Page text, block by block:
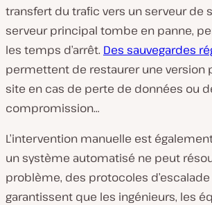
transfert du trafic vers un serveur de
serveur principal tombe en panne,
les temps d’arrêt. Des sauvegardes
permettent de restaurer une version
site en cas de perte de données ou
compromission…
L’intervention manuelle est
un système automatisé ne peut
problème, des protocoles
garantissent que les ingénieurs, les